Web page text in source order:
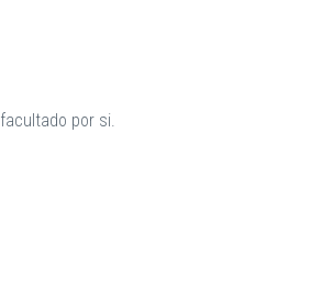
por si.